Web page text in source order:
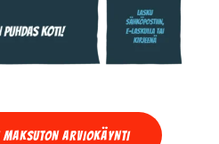
ARVIOKÄYNTI